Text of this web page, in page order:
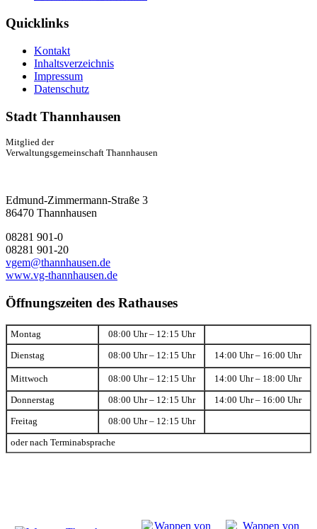
Quicklinks
Kontakt
Inhaltsverzeichnis
Impressum
Datenschutz
Stadt Thannhausen
Mitglied der
Verwaltungsgemeinschaft Thannhausen
Edmund-Zimmermann-Straße 3
86470 Thannhausen
08281 901-0
08281 901-20
vgem@thannhausen.de
www.vg-thannhausen.de
Öffnungszeiten des Rathauses
Montag 08:00 Uhr – 12:15 Uhr
Dienstag 08:00 Uhr – 12:15 Uhr 14:00 Uhr – 16:00 Uhr
Mittwoch 08:00 Uhr – 12:15 Uhr 14:00 Uhr – 18:00 Uhr
Donnerstag 08:00 Uhr – 12:15 Uhr 14:00 Uhr – 16:00 Uhr
Freitag 08:00 Uhr – 12:15 Uhr
oder nach Terminabsprache